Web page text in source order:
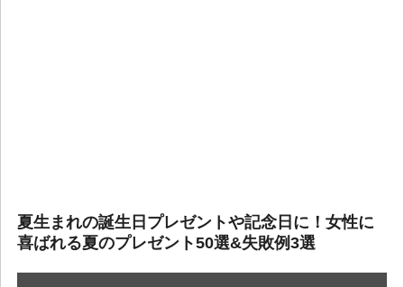
夏生まれの誕生日プレゼントや記念日に！女性に
喜ばれる夏のプレゼント50選&失敗例3選